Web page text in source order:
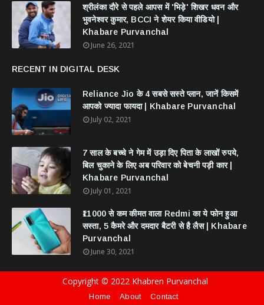
श्रीलंका दौरे से पहले आपस में 'भिड़े' शिखर धवन और
भुवनेश्वर कुमार, BCCI ने शेयर किया वीडियो |
Khabare Purvanchal
June 26, 2021
RECENT IN DIGITAL DESK
Reliance Jio के 4 सबसे सस्ते प्लान, जानें किसमें
आपको ज्यादा फायदा | Khabare Purvanchal
July 02, 2021
7 साल के बच्चे ने गेम में उड़ा दिए पिता के लाखों रुपये,
बिल चुकाने के लिए अब परिवार को बेचनी पड़ी कार |
Khabare Purvanchal
July 01, 2021
₹11000 से कम कीमत वाला Redmi का ये फोन हुआ
सस्ता, 5 कैमरे और दमदार बैटरी से है लैस | Khabare
Purvanchal
June 30, 2021
Copyright © 2022 Khabren Purvanchal
Home About Contact